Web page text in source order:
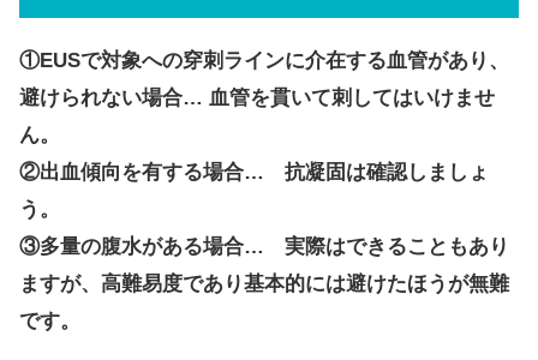
①EUSで対象への穿刺ラインに介在する血管があり、
避けられない場合… 血管を貫いて刺してはいけませ
ん。
②出血傾向を有する場合… 抗凝固は確認しましょ
う。
③多量の腹水がある場合… 実際はできることもあり
ますが、高難易度であり基本的には避けたほうが無難
です。